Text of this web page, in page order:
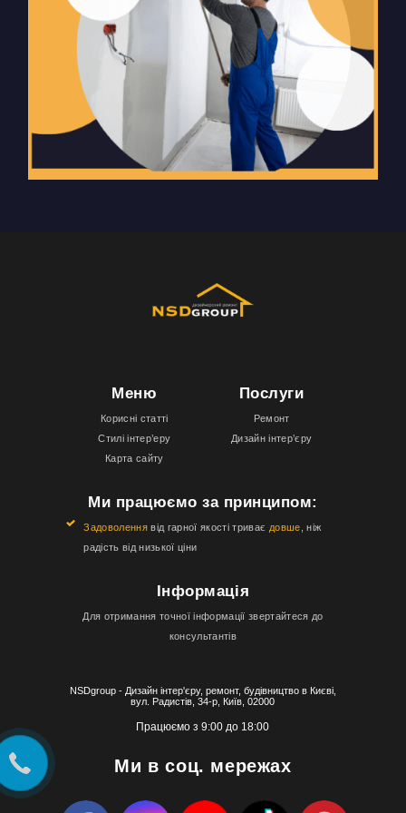
пустым.
NSDgroup - Дизайн інтер'єру, ремонт, будівництво в Києві,
вул. Радистів, 34-р, Київ, 02000
Працюємо з 9:00 до 18:00
Ми в соц. мережах
Меню
Корисні статті
Стилі інтер’еру
Карта сайту
Послуги
Ремонт
Дизайн інтер’єру
Ми працюємо за принципом:
Задоволення від гарної якості триває довше , ніж
радість від низької ціни
Інформація
Для отримання точної інформації звертайтеся до
консультантів